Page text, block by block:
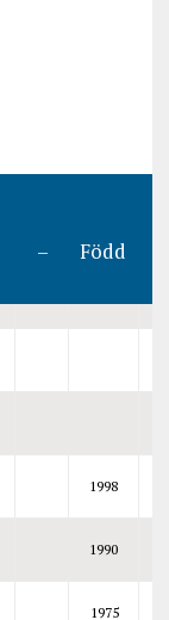
– Född
1998
1990
1975